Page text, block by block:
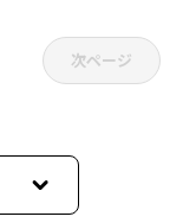
次ページ